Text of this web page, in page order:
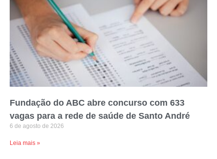
Fundação do ABC abre concurso com 633
vagas para a rede de saúde de Santo André
6 de agosto de 2026
Leia mais »